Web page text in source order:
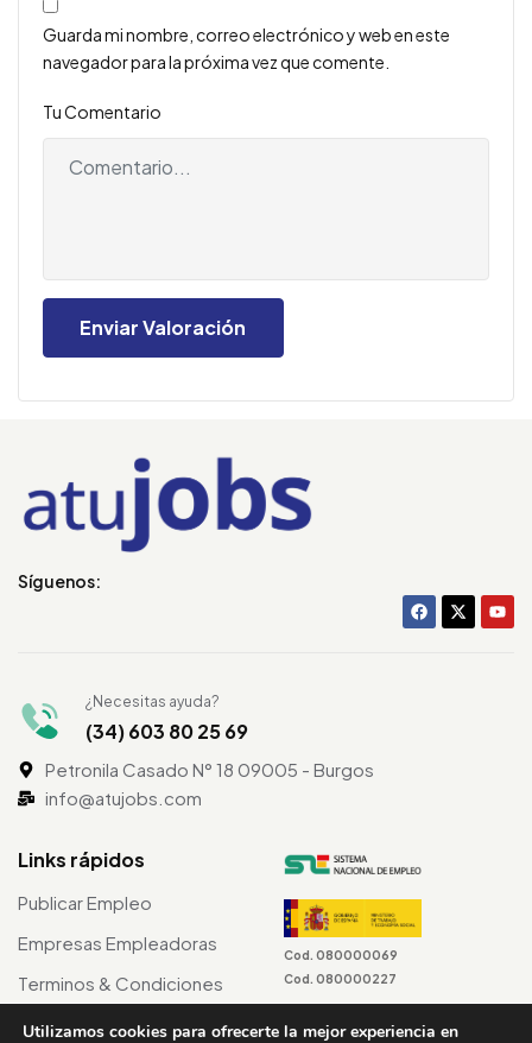
Guarda mi nombre, correo electrónico y web en este
navegador para la próxima vez que comente.
Tu Comentario
Síguenos:
¿Necesitas ayuda?
(34) 603 80 25 69
Petronila Casado N° 18 09005 - Burgos
info@atujobs.com
Links rápidos
Publicar Empleo
Empresas Empleadoras
Terminos & Condiciones
Cod. 080000069
Cod. 080000227
Utilizamos cookies para ofrecerte la mejor experiencia en